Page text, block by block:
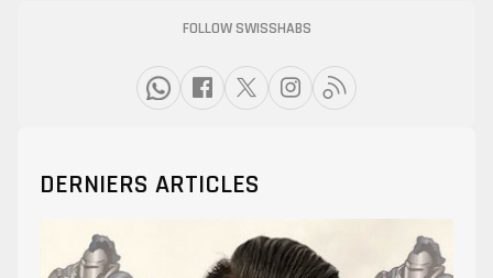
FOLLOW SWISSHABS
DERNIERS ARTICLES